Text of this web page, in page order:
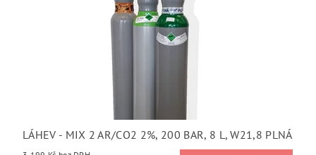
LÁHEV - MIX 2 AR/CO2 2%, 200 BAR, 8 L, W21,8 PLNÁ